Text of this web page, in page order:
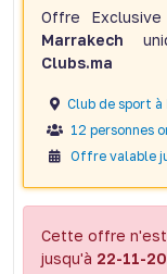
Offre
Marrakech
Clubs.ma
Club de sport à
12 personnes
Offre valable
Cette offre
jusqu'à 22-11-